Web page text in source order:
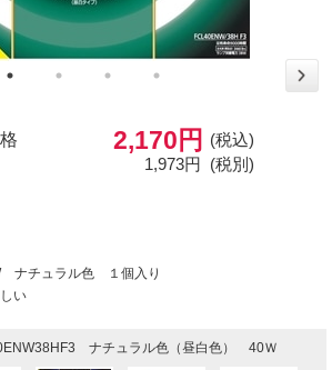
2,170円
(税込)
1,973円 (税別)
ナチュラル色 １個入り
い
ナチュラル色（昼白色） 40Ｗ